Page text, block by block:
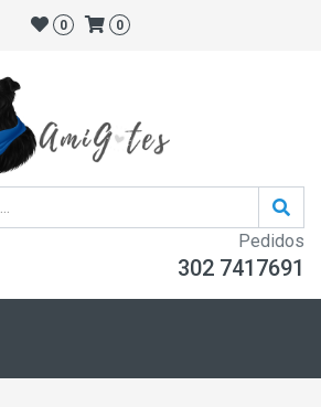
0 0
Pedidos
302 7417691